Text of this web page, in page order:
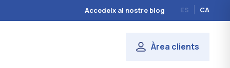
Accedeix al nostre blog ES CA
Àrea clients